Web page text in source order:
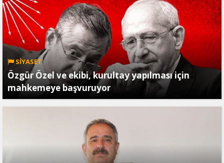
SİYASET
Özgür Özel ve ekibi, kurultay yapılması için
mahkemeye başvuruyor